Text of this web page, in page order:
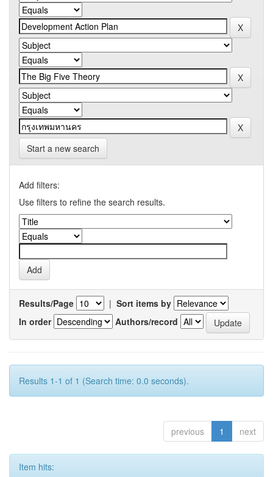
Start a new search
Add filters:
Use filters to refine the search results.
Results/Page | Sort items by
In order
Authors/record
Results 1-1 of 1 (Search time: 0.0 seconds).
previous 1 next
Item hits: